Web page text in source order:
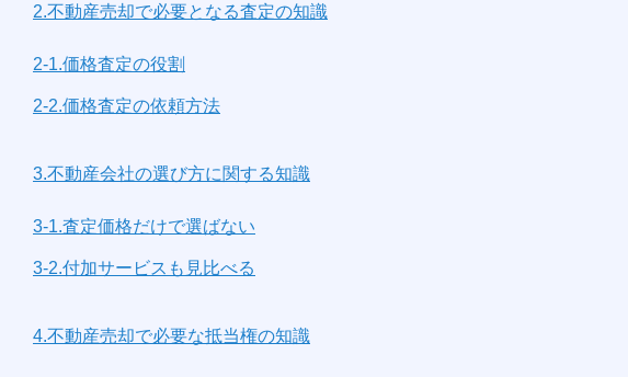
2.不動産売却で必要となる査定の知識
2-1.価格査定の役割
2-2.価格査定の依頼方法
3.不動産会社の選び方に関する知識
3-1.査定価格だけで選ばない
3-2.付加サービスも見比べる
4.不動産売却で必要な抵当権の知識